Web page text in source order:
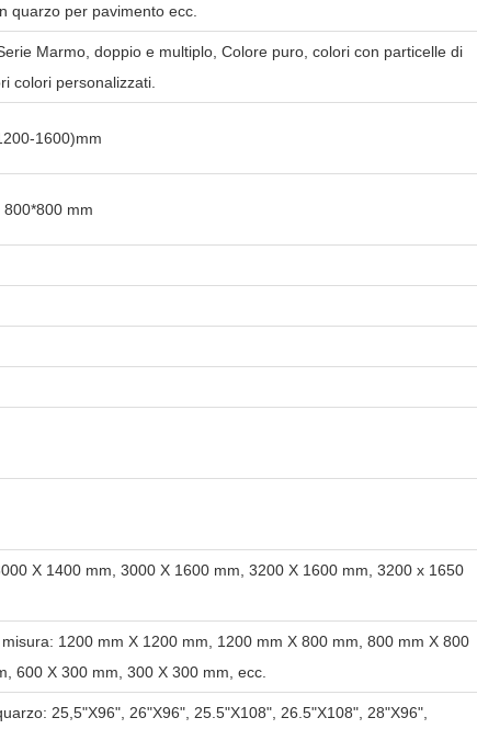
quarzo per pavimento ecc.
Marmo, doppio e multiplo, Colore puro, colori con particelle di
colori personalizzati.
1600)mm
mm
X 1400 mm, 3000 X 1600 mm, 3200 X 1600 mm, 3200 x 1650
1200 mm X 1200 mm, 1200 mm X 800 mm, 800 mm X 800
600 X 300 mm, 300 X 300 mm, ecc.
25,5"X96", 26"X96", 25.5"X108", 26.5"X108", 28"X96",